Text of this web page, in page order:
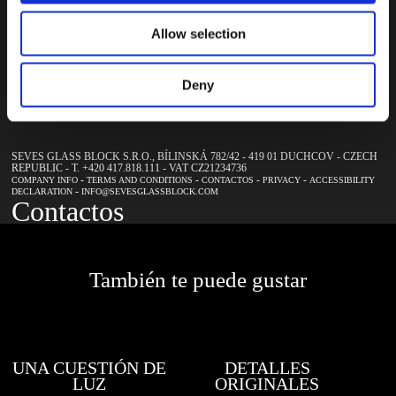
Allow selection
Deny
boletín
SEVES GLASS BLOCK S.R.O., BÍLINSKÁ 782/42 - 419 01 DUCHCOV - CZECH
REPUBLIC - T. +420 417.818.111 - VAT CZ21234736
COMPANY INFO -TERMS AND CONDITIONS -CONTACTOS -PRIVACY -ACCESSIBILITY
DECLARATION -INFO@SEVESGLASSBLOCK.COM
Contactos
También te puede gustar
UNA CUESTIÓN DE
LUZ
DETALLES
ORIGINALES